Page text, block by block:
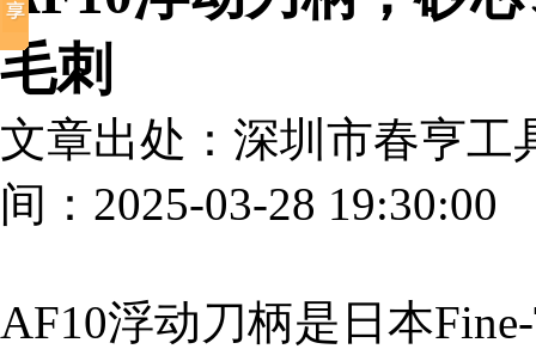
毛刺
文章出处：深圳市春亨工
间：2025-03-28 19:30:00
AF10浮动刀柄是日本